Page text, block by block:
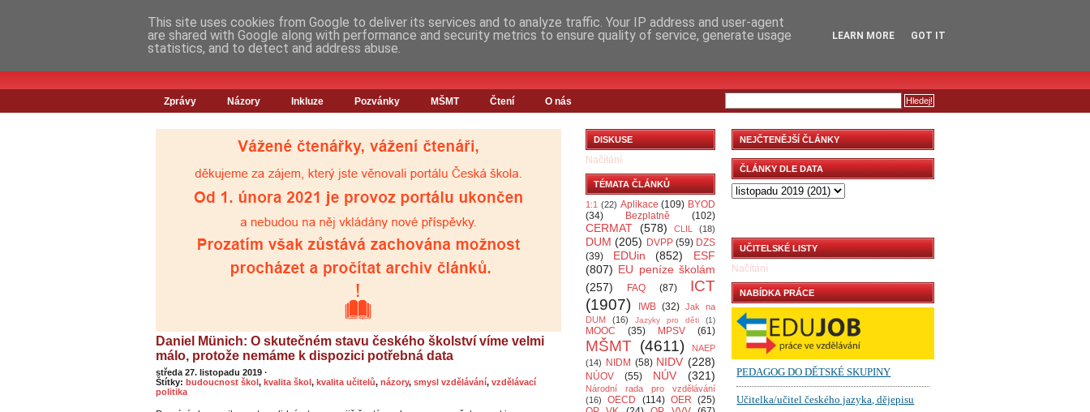
Zprávy Názory Inkluze Pozvánky MŠMT Čtení O nás
Daniel Münich: O skutečném stavu českého školství víme velmi
málo, protože nemáme k dispozici potřebná data
středa 27. listopadu 2019 ·
Štítky: budoucnost škol, kvalita škol, kvalita učitelů, názory, smysl vzdělávání, vzdělávací
politika
DISKUSE
Načítání
TÉMATA ČLÁNKŮ
1:1 (22) Aplikace (109) BYOD
(34)
Bezplatně (102)
CERMAT (578) CLIL (18)
DUM (205) DVPP (59) DZS
(39)
EDUin (852)
ESF
(807) EU peníze školám
(257)
FAQ (87)
ICT
(1907)
IWB (32) Jak na
DUM
(16) Jazyky pro děti (1)
MOOC (35) MPSV (61)
MŠMT (4611)
NAEP
(14)
NIDM (58) NIDV (228)
NÚOV (55) NÚV (321)
Národní rada pro vzdělávání
(16)
OECD (114) OER (25)
NEJČTENĚJŠÍ ČLÁNKY
ČLÁNKY DLE DATA
UČITELSKÉ LISTY
Načítání
NABÍDKA PRÁCE
This site uses cookies from Google to deliver its services and to analyze traffic. Your IP address and user-agent
are shared with Google along with performance and security metrics to ensure quality of service, generate usage
statistics, and to detect and address abuse.
LEARN MORE GOT IT